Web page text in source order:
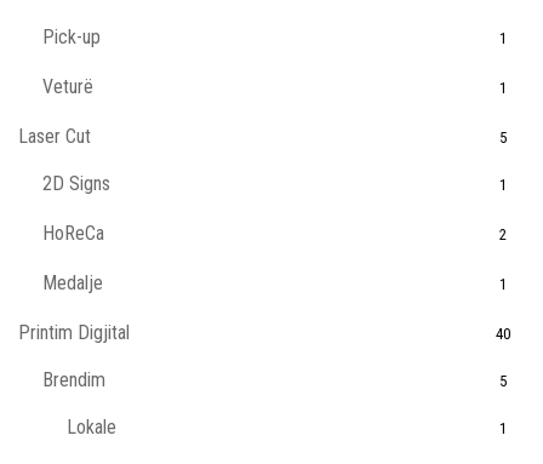
Pick-up 1
Veturë 1
Laser Cut 5
2D Signs 1
HoReCa 2
Medalje 1
Printim Digjital 40
Brendim 5
Lokale 1